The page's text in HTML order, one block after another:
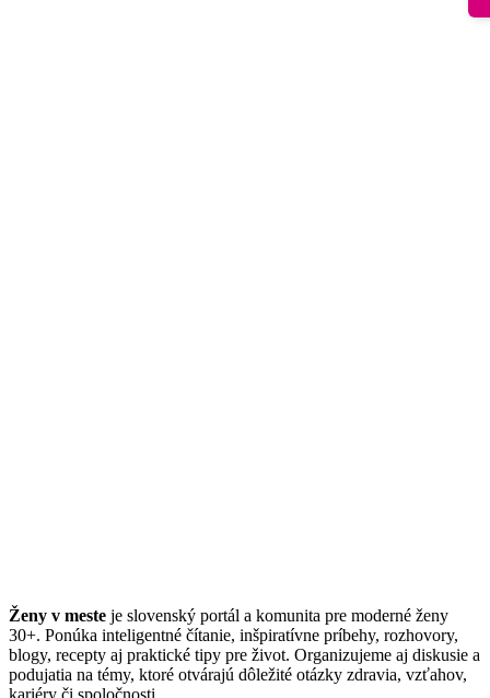
Ženy v meste je slovenský portál a komunita pre moderné ženy
30+. Ponúka inteligentné čítanie, inšpiratívne príbehy, rozhovory,
blogy, recepty aj praktické tipy pre život. Organizujeme aj diskusie a
podujatia na témy, ktoré otvárajú dôležité otázky zdravia, vzťahov,